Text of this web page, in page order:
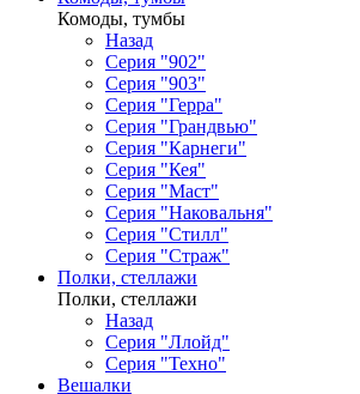
Комоды, тумбы
Назад
Серия "902"
Серия "903"
Серия "Герра"
Серия "Грандвью"
Серия "Карнеги"
Серия "Кея"
Серия "Маст"
Серия "Наковальня"
Серия "Стилл"
Серия "Страж"
Полки, стеллажи
Полки, стеллажи
Назад
Серия "Ллойд"
Серия "Техно"
Вешалки